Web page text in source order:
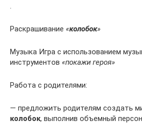
.
Раскрашивание «колобок»
Музыка Игра с использованием
инструментов «покажи героя»
Работа с родителями:
— предложить родителям создать
колобок, выполнив объемный